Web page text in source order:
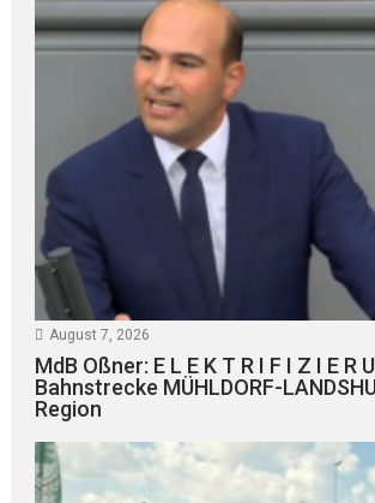
August 7, 2026
MdB Oßner: E L E K T R I F I Z I E R
Bahnstrecke MÜHLDORF-
Region